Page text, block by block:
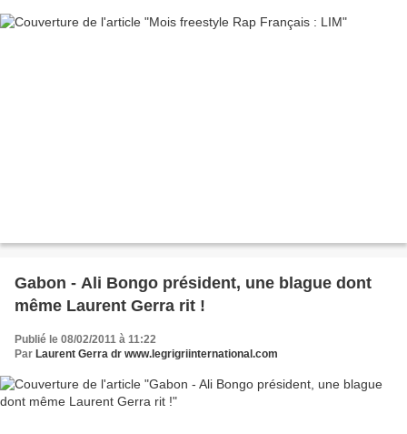
Gabon - Ali Bongo président, une blague dont
même Laurent Gerra rit !
Publié le 08/02/2011 à 11:22
Par Laurent Gerra dr www.legrigriinternational.com